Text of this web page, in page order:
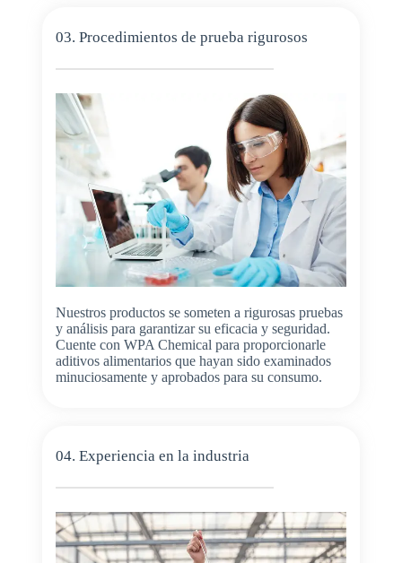
03. Procedimientos de prueba rigurosos
Nuestros productos se someten a rigurosas pruebas
y análisis para garantizar su eficacia y seguridad.
Cuente con WPA Chemical para proporcionarle
aditivos alimentarios que hayan sido examinados
minuciosamente y aprobados para su consumo.
04. Experiencia en la industria